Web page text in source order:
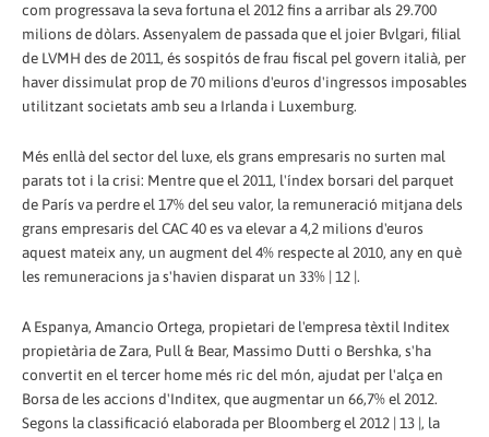
com progressava la seva fortuna el 2012 fins a arribar als 29.700
milions de dòlars. Assenyalem de passada que el joier Bvlgari, filial
de LVMH des de 2011, és sospitós de frau fiscal pel govern italià, per
haver dissimulat prop de 70 milions d'euros d'ingressos imposables
utilitzant societats amb seu a Irlanda i Luxemburg.
Més enllà del sector del luxe, els grans empresaris no surten mal
parats tot i la crisi: Mentre que el 2011, l'índex borsari del parquet
de París va perdre el 17% del seu valor, la remuneració mitjana dels
grans empresaris del CAC 40 es va elevar a 4,2 milions d'euros
aquest mateix any, un augment del 4% respecte al 2010, any en què
les remuneracions ja s'havien disparat un 33% | 12 |.
A Espanya, Amancio Ortega, propietari de l'empresa tèxtil Inditex
propietària de Zara, Pull & Bear, Massimo Dutti o Bershka, s'ha
convertit en el tercer home més ric del món, ajudat per l'alça en
Borsa de les accions d'Inditex, que augmentar un 66,7% el 2012.
Segons la classificació elaborada per Bloomberg el 2012 | 13 |, la